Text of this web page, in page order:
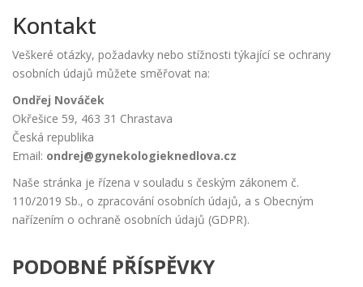
Kontakt
Veškeré otázky, požadavky nebo stížnosti týkající se ochrany
osobních údajů můžete směřovat na:
Ondřej Nováček
Okřešice 59, 463 31 Chrastava
Česká republika
Email: ondrej@gynekologieknedlova.cz
Naše stránka je řízena v souladu s českým zákonem č.
110/2019 Sb., o zpracování osobních údajů, a s Obecným
nařízením o ochraně osobních údajů (GDPR).
PODOBNÉ PŘÍSPĚVKY